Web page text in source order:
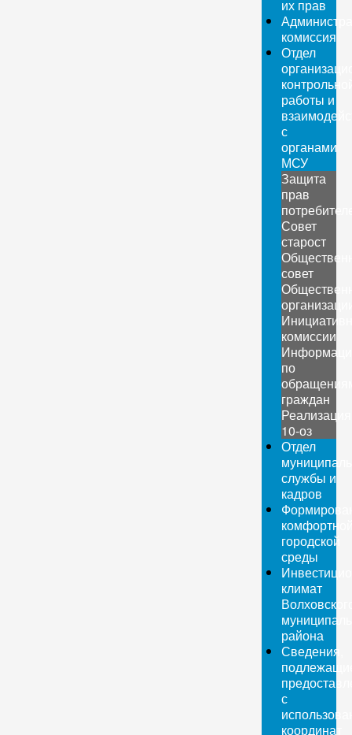
их прав
комиссия
Отдел
работы и
с
органами
МСУ
Защита
прав
Совет
старост
совет
комиссии
по
граждан
Реализация
10-оз
Отдел
службы и
кадров
городской
среды
климат
района
Сведения,
с
координат